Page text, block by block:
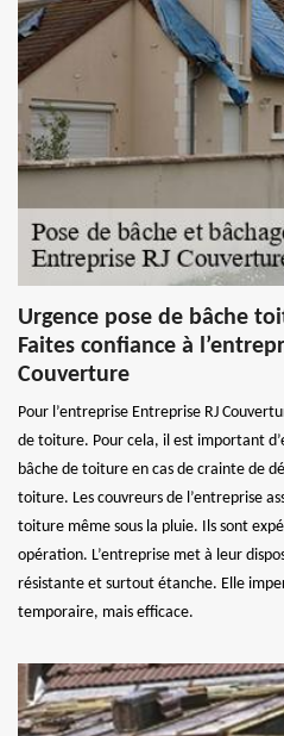
Urgence pose de bâche
Faites confiance à
Couverture
Pour l’entreprise Entreprise RJ
de toiture. Pour cela, il est important
bâche de toiture en cas de crainte de
toiture. Les couvreurs de l’entreprise
toiture même sous la pluie. Ils sont
opération. L’entreprise met à leur
résistante et surtout étanche. Elle
temporaire, mais efficace.